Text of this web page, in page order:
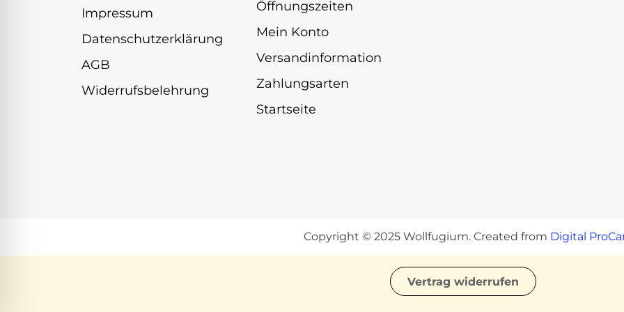
Impressum
Datenschutzerklärung
AGB
Widerrufsbelehrung
Öffnungszeiten
Mein Konto
Versandinformation
Zahlungsarten
Startseite
Copyright © 2025 Wollfugium. Created from Digital
Vertrag widerrufen